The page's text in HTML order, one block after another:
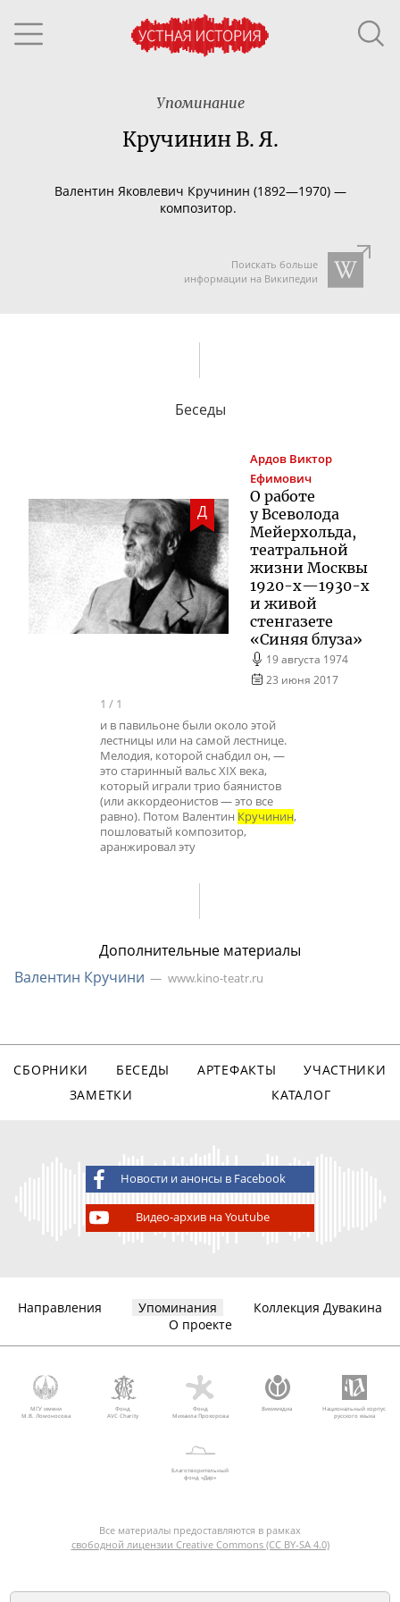
Упоминание
Кручинин В. Я.
Валентин Яковлевич Кручинин (1892—1970) —
композитор.
Поискать больше
информации на Википедии
Беседы
Д
Ардов Виктор
Ефимович
О работе
у Всеволода
Мейерхольда,
театральной
жизни Москвы
1920-х—1930-х
и живой
стенгазете
«Синяя блуза»
19 августа 1974
23 июня 2017
1 / 1
и в павильоне были около этой
лестницы или на самой лестнице.
Мелодия, которой снабдил он, —
это старинный вальс XIX века,
который играли трио баянистов
(или аккордеонистов — это все
равно). Потом Валентин Кручинин,
пошловатый композитор,
аранжировал эту
Дополнительные материалы
Валентин Кручини
www.kino-teatr.ru
СБОРНИКИ БЕСЕДЫ АРТЕФАКТЫ
УЧАСТНИКИ
ЗАМЕТКИ
КАТАЛОГ
Новости и анонсы в Facebook
Видео-архив на Youtube
Направления Упоминания
Коллекция Дувакина
О проекте
МГУ имени
М.В. Ломоносова
Фонд
AVC Charity
Фонд
Михаила Прохорова
Викимедиа
Национальный корпус
русского языка
Благотворительный
фонд «Дар»
Все материалы предоставляются в рамках
свободной лицензии Creative Commons (CC BY-SA 4.0)